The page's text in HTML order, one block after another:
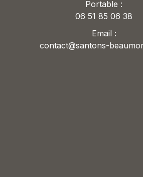
Portable :
06 51 85 06 38
Email :
contact@santons-